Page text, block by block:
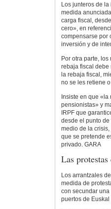
Los junteros de
medida
carga fiscal,
cero», en
compensarse por
inversión y de
Por otra parte,
rebaja fiscal debe
la rebaja fiscal,
no se les retiene
Insiste en que
pensionistas» y
IRPF que
desde el punto
medio de la
que se pretende
privado. GARA
Las
Los arrantzales
medida de
con secundar
puertos de Euskal